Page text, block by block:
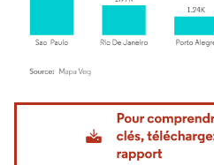
Image © Mordor Intelligence. La